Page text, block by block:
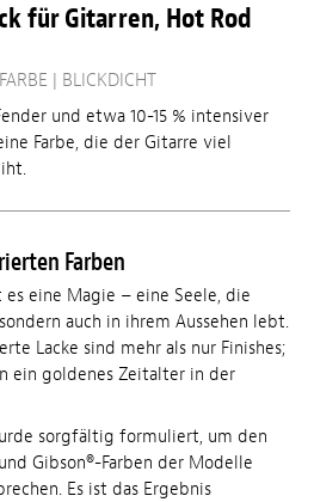
für Gitarren, Hot Rod
| BLICKDICHT
und etwa 10-15 % intensiver
Farbe, die der Gitarre viel
Farben
eine Magie – eine Seele, die
auch in ihrem Aussehen lebt.
Lacke sind mehr als nur Finishes;
ein goldenes Zeitalter in der
sorgfältig formuliert, um den
Gibson®-Farben der Modelle
Es ist das Ergebnis